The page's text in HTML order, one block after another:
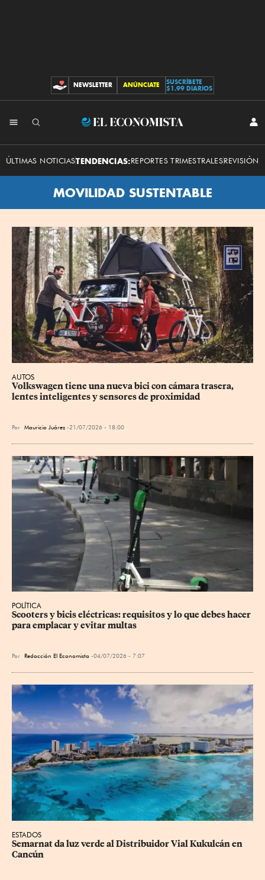
CONTRIBUCIONES
NEWSLETTER ANÚNCIATE
SUSCRÍBETE
$1.99 DIARIOS
El
Economista
ÚLTIMAS NOTICIASTENDENCIAS:REPORTES TRIMESTRALESREVISIÓN
MOVILIDAD SUSTENTABLE
AUTOS
Volkswagen tiene una nueva bici con cámara trasera,
lentes inteligentes y sensores de proximidad
Por Mauricio Juárez 21/07/2026 - 18:00
POLÍTICA
Scooters y bicis eléctricas: requisitos y lo que debes hacer
para emplacar y evitar multas
Por Redacción El Economista 04/07/2026 - 7:07
ESTADOS
Semarnat da luz verde al Distribuidor Vial Kukulcán en
Cancún